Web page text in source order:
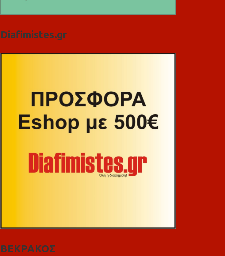
Diafimistes.gr
ΒΕΚΡΑΚΟΣ